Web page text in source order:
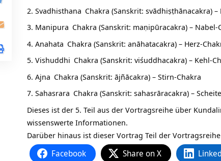
Svadhisthana Chakra (Sanskrit: svādhiṣṭhānacakra) –
Manipura Chakra (Sanskrit: maṇipūracakra) – Nabel-
Anahata Chakra (Sanskrit: anāhatacakra) – Herz-
Vishuddhi Chakra (Sanskrit: viśuddhacakra) – Kehl-
Ajna Chakra (Sanskrit: ājñācakra) – Stirn-Chakra
Sahasrara Chakra (Sanskrit: sahasrāracakra) –
Dieses ist der 5. Teil aus der Vortragsreihe über
wissenswerte Informationen.
Darüber hinaus ist dieser Vortrag Teil der Vortragsreihe „
Facebook Share on X